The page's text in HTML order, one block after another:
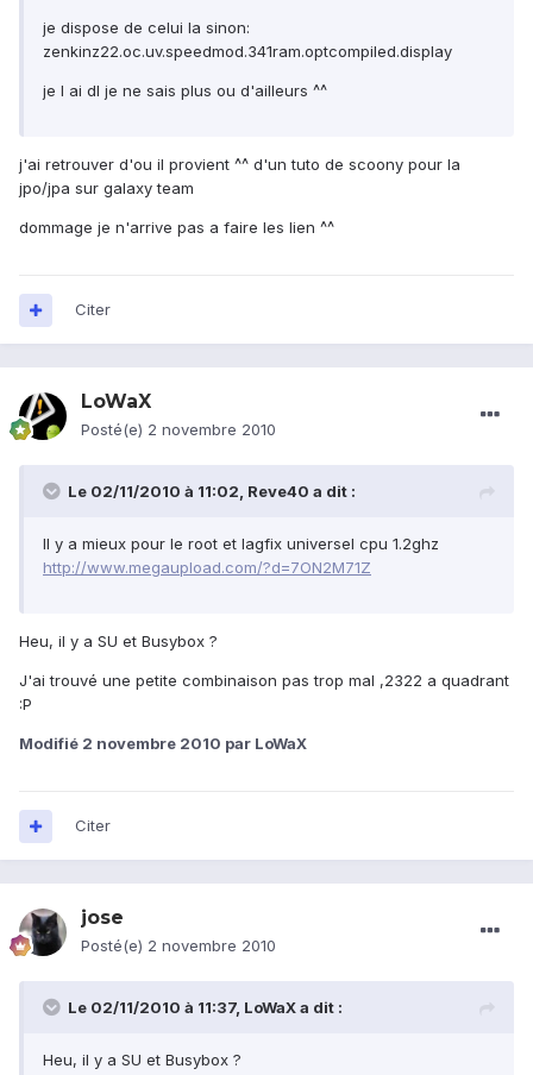
je dispose de celui la sinon:
zenkinz22.oc.uv.speedmod.341ram.optcompiled.display
je l ai dl je ne sais plus ou d'ailleurs ^^
j'ai retrouver d'ou il provient ^^ d'un tuto de scoony pour la
jpo/jpa sur galaxy team
dommage je n'arrive pas a faire les lien ^^
Citer
LoWaX
Posté(e) 2 novembre 2010
Le 02/11/2010 à 11:02, Reve40 a dit :
Il y a mieux pour le root et lagfix universel cpu 1.2ghz
http://www.megaupload.com/?d=7ON2M71Z
Heu, il y a SU et Busybox ?
J'ai trouvé une petite combinaison pas trop mal ,2322 a quadrant
:P
Modifié 2 novembre 2010 par LoWaX
Citer
jose
Posté(e) 2 novembre 2010
Le 02/11/2010 à 11:37, LoWaX a dit :
Heu, il y a SU et Busybox ?